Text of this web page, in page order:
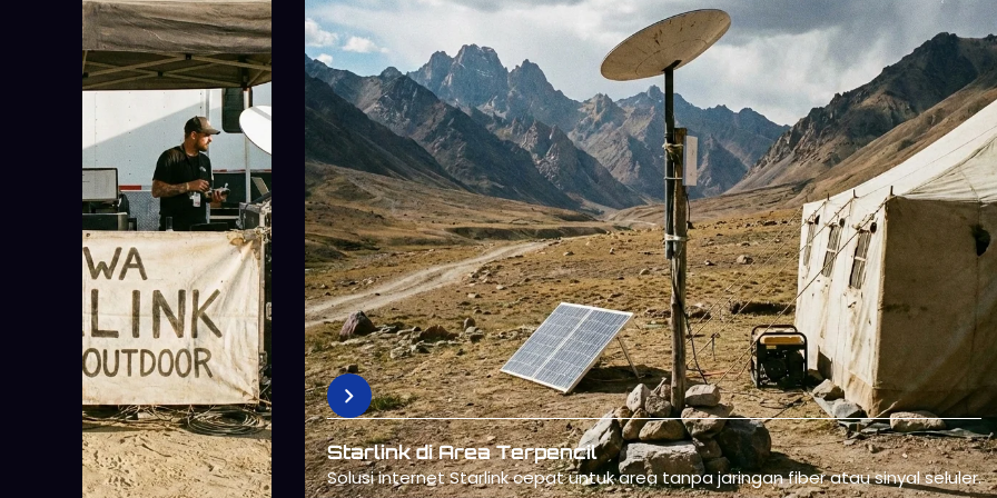
Starlink untuk Operasional Perusahaan
Mendukung kerja remote dan kantor sementara dengan koneksi internet andal
konsisten.